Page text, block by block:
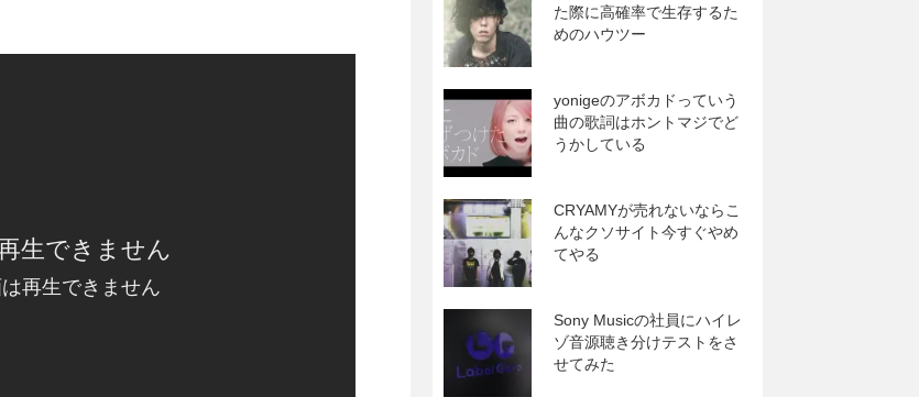
た際に高確率で生存するた
めのハウツー
yonigeのアボカドっていう
曲の歌詞はホントマジでど
うかしている
CRYAMYが売れないならこ
んなクソサイト今すぐやめ
てやる
Sony Musicの社員にハイレ
ゾ音源聴き分けテストをさ
せてみた